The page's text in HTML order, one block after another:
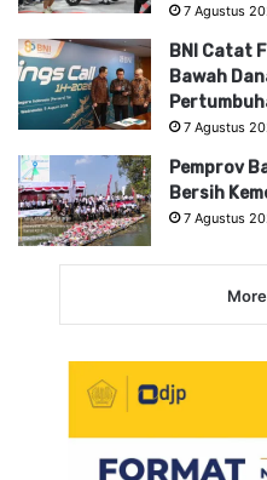
7 Agustus
BNI Catat
Bawah
7 Agustus
Pemprov
Bersih
7 Agustus